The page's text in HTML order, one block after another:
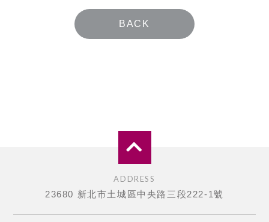
BACK
ADDRESS
23680 新北市土城區中央路三段222-1號